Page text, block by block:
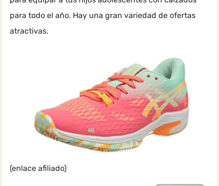
para todo el año. Hay una gran variedad de ofertas
atractivas.
(enlace afiliado)